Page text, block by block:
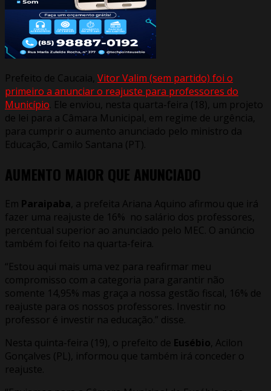
Prefeito de Caucaia, Vitor Valim (sem partido) foi o
primeiro a anunciar o reajuste para professores do
Município. Ele enviou, nesta quarta-feira (18), um projeto
de lei para a Câmara Municipal, em regime de urgência,
para cumprir o aumento anunciado pelo ministro da
Educação, Camilo Santana (PT).
AUMENTO MAIOR QUE ANUNCIADO
Em Paraipaba , a prefeita Ariana Aquino afirmou que irá
fazer uma reajuste de 16% no salário dos professores,
percentual superior ao anunciado pelo MEC. O anúncio
também foi feito na quarta-feira.
“Estou aqui mais uma vez para reafirmar meu
compromisso com a categoria para garantir não
somente 14,95% mas graça a nossa gestão fiscal, 16% de
reajuste para os nossos professores. Investir no
professor é investir na educação.” disse.
Nesta quinta-feira (19), o prefeito de Eusébio , Acilon
Gonçalves (PL), informou que também irá conceder o
reajuste.